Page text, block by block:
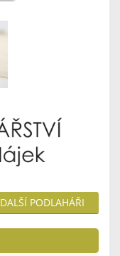
DALŠÍ PODLAHÁŘI